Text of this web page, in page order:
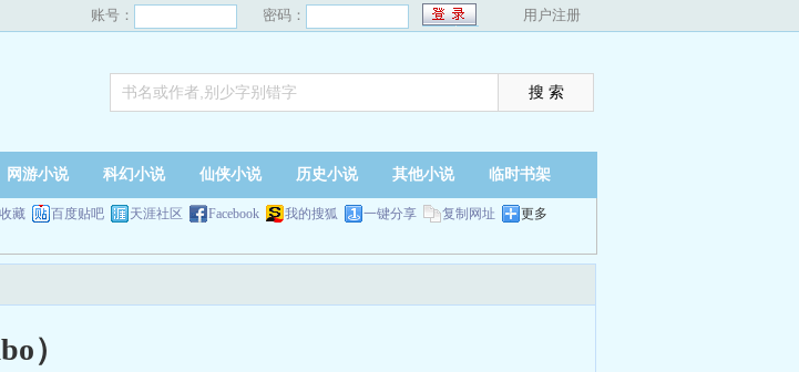
账号： 密码： 用户注册
网游小说 科幻小说 仙侠小说 历史小说 其他小说 临时书架
藏 百度贴吧 天涯社区 Facebook 我的搜狐 一键分享 复制网址 更多
）